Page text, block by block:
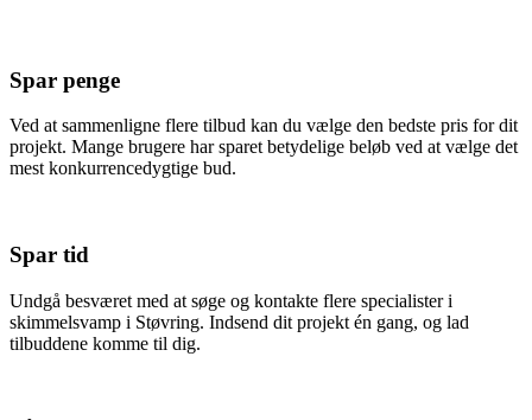
Spar penge
Ved at sammenligne flere tilbud kan du vælge den bedste pris for dit
projekt. Mange brugere har sparet betydelige beløb ved at vælge det
mest konkurrencedygtige bud.
Spar tid
Undgå besværet med at søge og kontakte flere specialister i
skimmelsvamp i Støvring. Indsend dit projekt én gang, og lad
tilbuddene komme til dig.